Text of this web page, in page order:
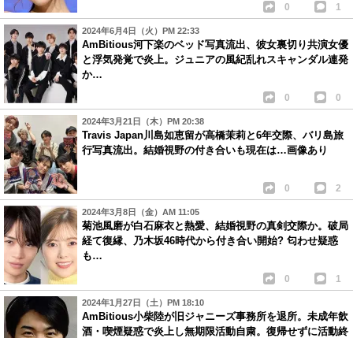
0 1
2024年6月4日（火）PM 22:33
AmBitious河下楽のベッド写真流出、彼女裏切り共演女優
と浮気発覚で炎上。ジュニアの風紀乱れスキャンダル連発
か…
0 0
2024年3月21日（木）PM 20:38
Travis Japan川島如恵留が高橋茉莉と6年交際、バリ島旅
行写真流出。結婚視野の付き合いも現在は…画像あり
0 2
2024年3月8日（金）AM 11:05
菊池風磨が白石麻衣と熱愛、結婚視野の真剣交際か。破局
経て復縁、乃木坂46時代から付き合い開始? 匂わせ疑惑
も…
0 1
2024年1月27日（土）PM 18:10
AmBitious小柴陸が旧ジャニーズ事務所を退所。未成年飲
酒・喫煙疑惑で炎上し無期限活動自粛。復帰せずに活動終